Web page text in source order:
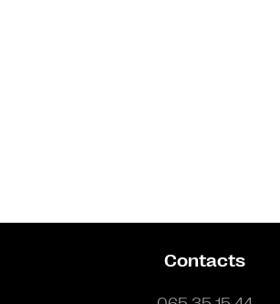
Contacts